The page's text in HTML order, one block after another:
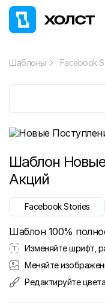
Шаблоны
Шаблон
Акций
Facebook Stories
Шаблон 100%
Изменяйте шрифт,
Меняйте
Редактируйте